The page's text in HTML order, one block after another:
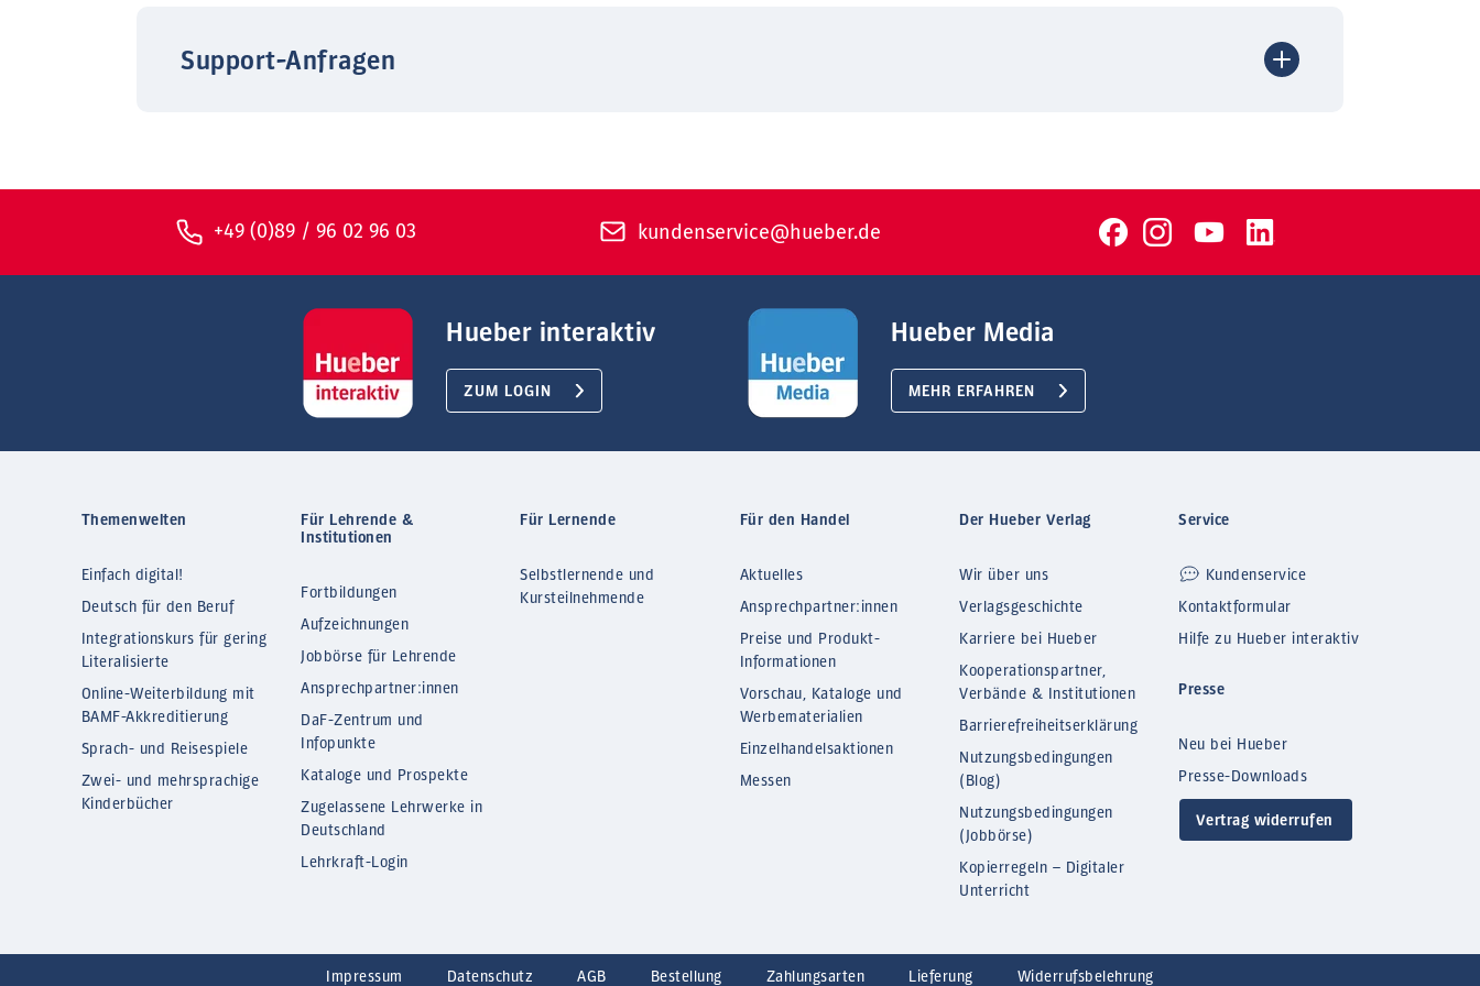
Support-Anfragen
+49 (0)89 / 96 02 96 03 kundenservice@hueber.de
Hueber interaktiv
ZUM LOGIN
Hueber Media
MEHR ERFAHREN
Themenwelten
Einfach digital!
Deutsch für den Beruf
Integrationskurs für gering
Literalisierte
Online-Weiterbildung mit
BAMF-Akkreditierung
Sprach- und Reisespiele
Zwei- und mehrsprachige
Kinderbücher
Für Lehrende &
Institutionen
Fortbildungen
Aufzeichnungen
Jobbörse für Lehrende
Ansprechpartner:innen
DaF-Zentrum und
Infopunkte
Kataloge und Prospekte
Zugelassene Lehrwerke in
Deutschland
Lehrkraft-Login
Für Lernende
Selbstlernende und
Kursteilnehmende
Für den Handel
Aktuelles
Ansprechpartner:innen
Preise und Produkt-
Informationen
Vorschau, Kataloge und
Werbematerialien
Einzelhandelsaktionen
Messen
Der Hueber Verlag
Wir über uns
Verlagsgeschichte
Karriere bei Hueber
Kooperationspartner,
Verbände & Institutionen
Barrierefreiheitserklärung
Nutzungsbedingungen
(Blog)
Nutzungsbedingungen
(Jobbörse)
Kopierregeln – Digitaler
Unterricht
Service
Kundenservice
Kontaktformular
Hilfe zu Hueber interaktiv
Presse
Neu bei Hueber
Presse-Downloads
Vertrag widerrufen
Impressum Datenschutz AGB Bestellung Zahlungsarten Lieferung Widerrufsbelehrung